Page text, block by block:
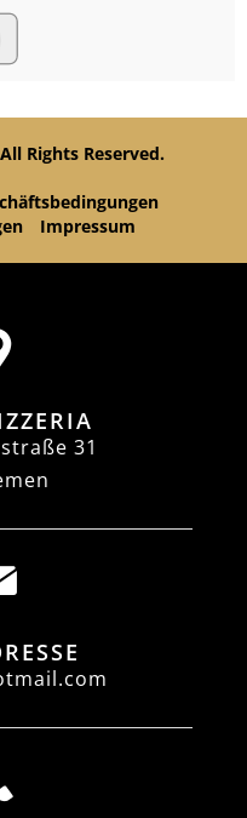
Rights Reserved.
Impressum
31